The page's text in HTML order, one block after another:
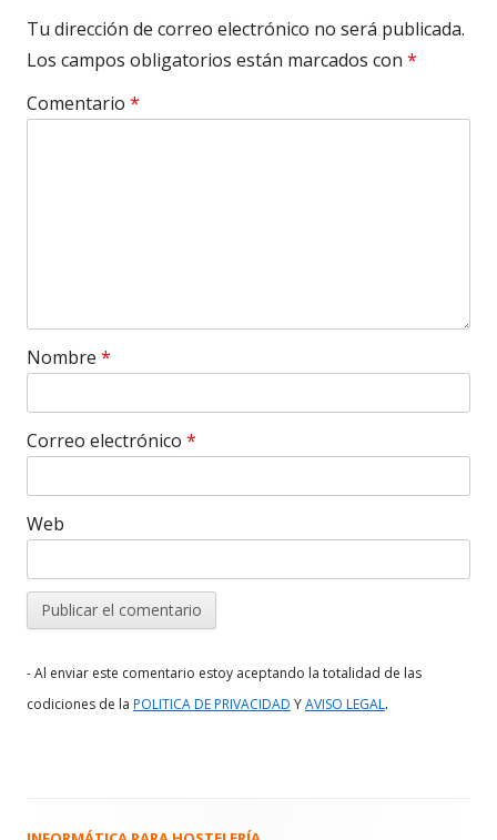
Tu dirección de correo electrónico no será publicada.
Los campos obligatorios están marcados con *
Comentario *
Nombre *
Correo electrónico *
Web
- Al enviar este comentario estoy aceptando la totalidad de las
codiciones de la POLITICA DE PRIVACIDAD YAVISO LEGAL.